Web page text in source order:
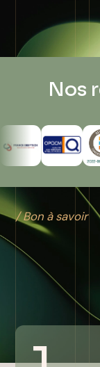
Nos
/ Bon à savoir